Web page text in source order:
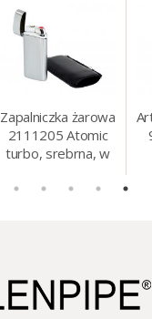
Zapalniczka żarowa
2111205 Atomic
turbo, srebrna, w